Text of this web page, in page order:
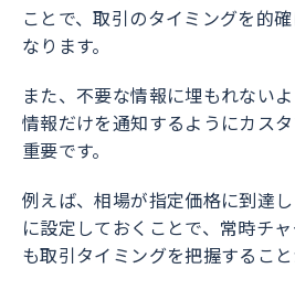
ことで、取引のタイミングを的
なります。
また、不要な情報に埋もれない
情報だけを通知するようにカス
重要です。
例えば、相場が指定価格に到達
に設定しておくことで、常時チ
も取引タイミングを把握すること